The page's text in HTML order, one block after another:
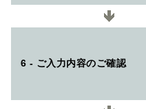
6 - ご入力内容のご確認